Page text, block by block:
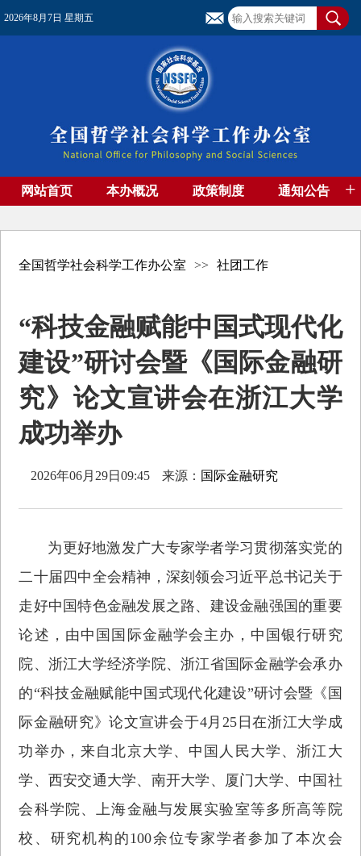
2026年8月7日 星期五
网站首页 本办概况 政策制度 通知公告 +
全国哲学社会科学工作办公室 >> 社团工作
“科技金融赋能中国式现代化
建设”研讨会暨《国际金融研
究》论文宣讲会在浙江大学
成功举办
2026年06月29日09:45 来源： 国际金融研究
为更好地激发广大专家学者学习贯彻落实党的
二十届四中全会精神，深刻领会习近平总书记关于
走好中国特色金融发展之路、建设金融强国的重要
论述，由中国国际金融学会主办，中国银行研究
院、浙江大学经济学院、浙江省国际金融学会承办
的“科技金融赋能中国式现代化建设”研讨会暨《国
际金融研究》论文宣讲会于4月25日在浙江大学成
功举办，来自北京大学、中国人民大学、浙江大
学、西安交通大学、南开大学、厦门大学、中国社
会科学院、上海金融与发展实验室等多所高等院
校、研究机构的100余位专家学者参加了本次会